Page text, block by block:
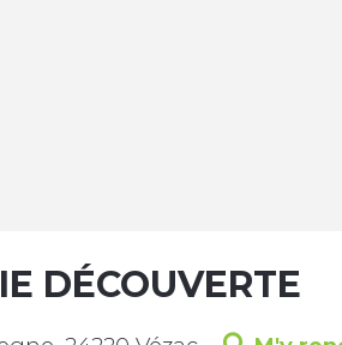
DÉCOUVERTE